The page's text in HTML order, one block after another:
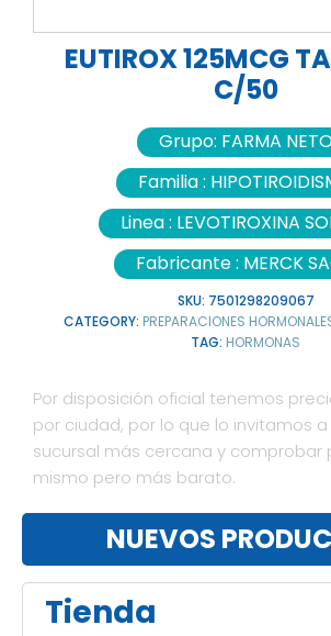
EUTIROX 125MCG
C/50
Grupo: FARMA
Familia :
Linea : LEVOTIROXINA
Fabricante : MERCK
SKU: 7501298209067
CATEGORY: PREPARACIONES
TAG: HORMONAS
Por disposición oficial tenemos
por ciudad, por lo que lo invitamos a
sucursal más cercana y comprobar
mismo pero más barato.
NUEVOS
Tienda